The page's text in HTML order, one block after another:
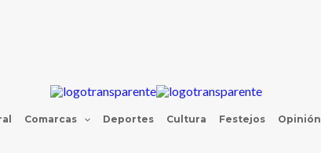
Comarcas Deportes Cultura Festejos Opinión